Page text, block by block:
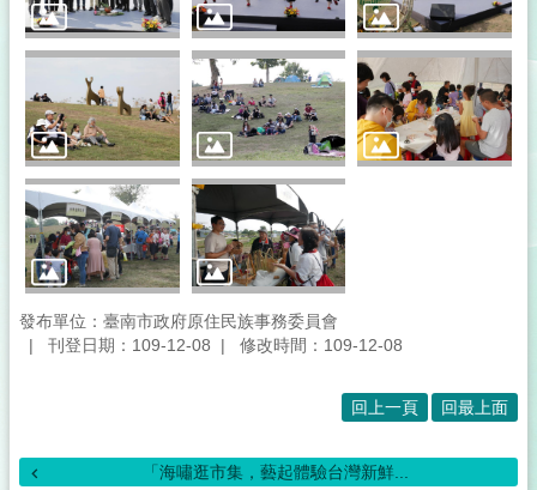
發布單位：臺南市政府原住民族事務委員會
刊登日期：109-12-08
修改時間：109-12-08
回上一頁 回最上面
「海嘯逛市集，藝起體驗台灣新鮮...